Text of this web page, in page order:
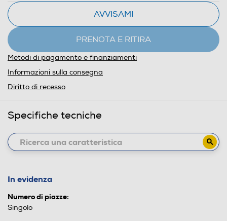
AVVISAMI
PRENOTA E RITIRA
Metodi di pagamento e finanziamenti
Informazioni sulla consegna
Diritto di recesso
Specifiche tecniche
In evidenza
Numero di piazze:
Singolo